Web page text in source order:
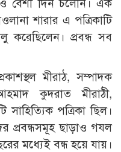
বেশী দিন চলেনি। এক
শারার এ পত্রিকাটি
করেছিলেন। প্রবন্ধ সব
মীরাঠ, সম্পাদক
কুদরাত মীরাঠী,
পত্রিকা ছিল।
প্রবন্ধসমূহ ছাড়াও গযল
মধ্যেই বন্ধ হয়ে যায়।